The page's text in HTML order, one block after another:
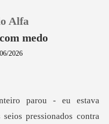
Alfa
medo
2026
seios pressionados contra